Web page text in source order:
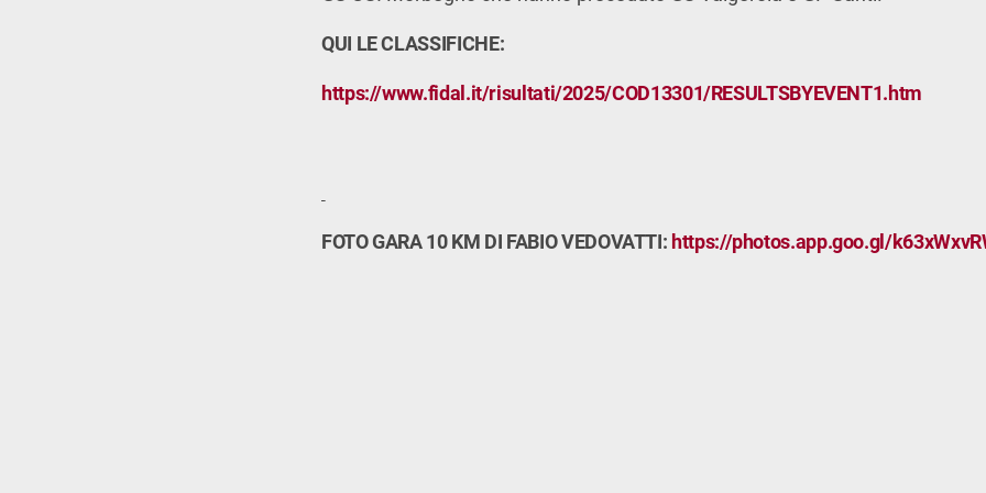
QUI LE CLASSIFICHE:
https://www.fidal.it/risultati/2025/COD13301/RESULTSBYEVENT1.htm
FOTO GARA 10 KM DI FABIO VEDOVATTI: https://photos.app.goo.gl/